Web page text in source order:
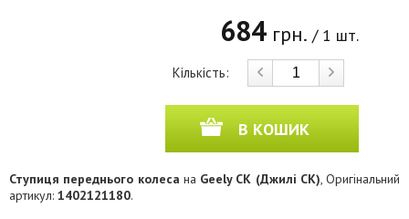
684 грн. / 1 шт.
Кількість:
В КОШИК
Ступиця переднього колеса на Geely CK (Джилі СК), Оригінальний
артикул: 1402121180.